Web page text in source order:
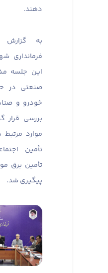
دهند.
به گزارش
فرمانداری
این جلسه
صنعتی در
خودرو و
بررسی
موارد مرتبط
تأمین
تأمین برق
پیگیری شد.